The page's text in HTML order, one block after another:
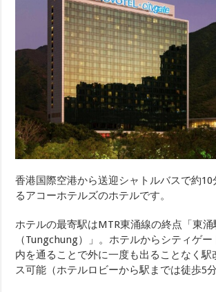
香港国際空港から送迎シャトルバスで約10
るアコーホテルズのホテルです。
ホテルの最寄駅はMTR東涌線の終点「東涌
（Tungchung）」。ホテルからシティゲ
内を通ることで外に一度も出ることなく駅
ス可能（ホテルロビーから駅までは徒歩5分